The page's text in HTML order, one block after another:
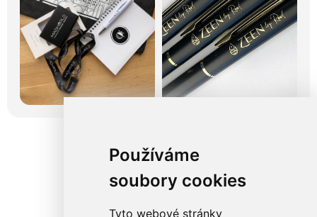
Používáme
soubory cookies
Tyto webové stránky